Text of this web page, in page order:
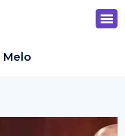
Melo